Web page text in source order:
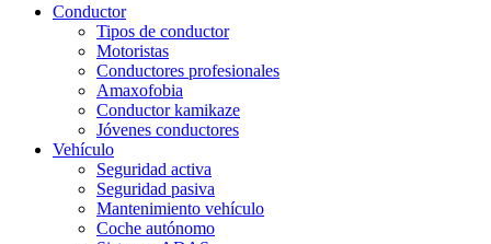
Conductor
Tipos de conductor
Motoristas
Conductores profesionales
Amaxofobia
Conductor kamikaze
Jóvenes conductores
Vehículo
Seguridad activa
Seguridad pasiva
Mantenimiento vehículo
Coche autónomo